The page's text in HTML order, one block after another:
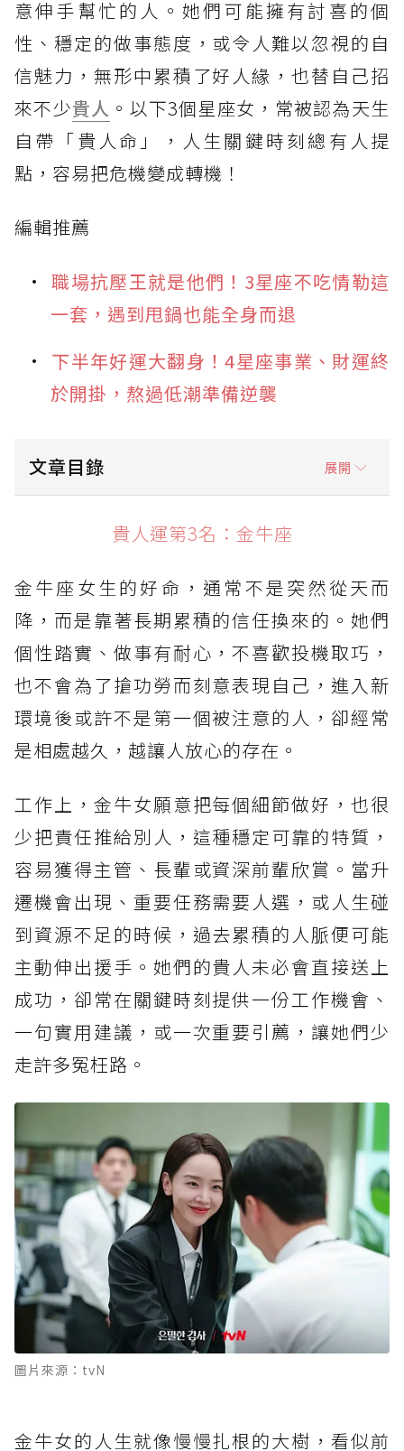
意伸手幫忙的人。她們可能擁有討喜的個
性、穩定的做事態度，或令人難以忽視的自
信魅力，無形中累積了好人緣，也替自己招
來不少貴人 。以下3個星座女，常被認為天生
自帶「貴人命」，人生關鍵時刻總有人提
點，容易把危機變成轉機！
編輯推薦
職場抗壓王就是他們！3星座不吃情勒這
一套，遇到甩鍋也能全身而退
下半年好運大翻身！4星座事業、財運終
於開掛，熬過低潮準備逆襲
文章目錄 展開
貴人運第3名：金牛座
貴人運第1名：天秤座
貴人運第3名：金牛座
金牛座女生的好命，通常不是突然從天而
降，而是靠著長期累積的信任換來的。她們
個性踏實、做事有耐心，不喜歡投機取巧，
也不會為了搶功勞而刻意表現自己，進入新
環境後或許不是第一個被注意的人，卻經常
是相處越久，越讓人放心的存在。
工作上，金牛女願意把每個細節做好，也很
少把責任推給別人，這種穩定可靠的特質，
容易獲得主管、長輩或資深前輩欣賞。當升
遷機會出現、重要任務需要人選，或人生碰
到資源不足的時候，過去累積的人脈便可能
主動伸出援手。她們的貴人未必會直接送上
成功，卻常在關鍵時刻提供一份工作機會、
一句實用建議，或一次重要引薦，讓她們少
走許多冤枉路。
圖片來源：tvN
金牛女的人生就像慢慢扎根的大樹，看似前